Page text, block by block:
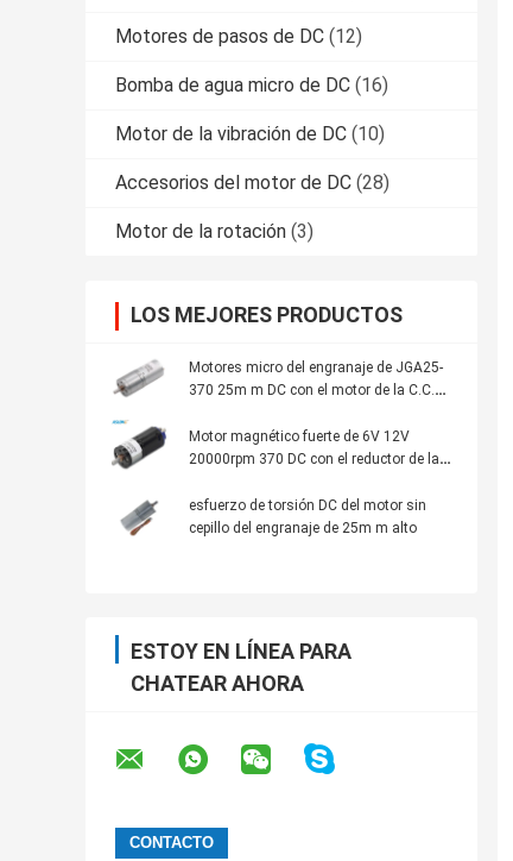
Motores de pasos de DC (12)
Bomba de agua micro de DC (16)
Motor de la vibración de DC (10)
Accesorios del motor de DC (28)
Motor de la rotación (3)
LOS MEJORES PRODUCTOS
Motores micro del engranaje de JGA25-
370 25m m DC con el motor de la C.C.
Motor magnético fuerte de 6V 12V
20000rpm 370 DC con el reductor de la
Dia25mm
esfuerzo de torsión DC del motor sin
cepillo del engranaje de 25m m alto
ESTOY EN LÍNEA PARA
CHATEAR AHORA